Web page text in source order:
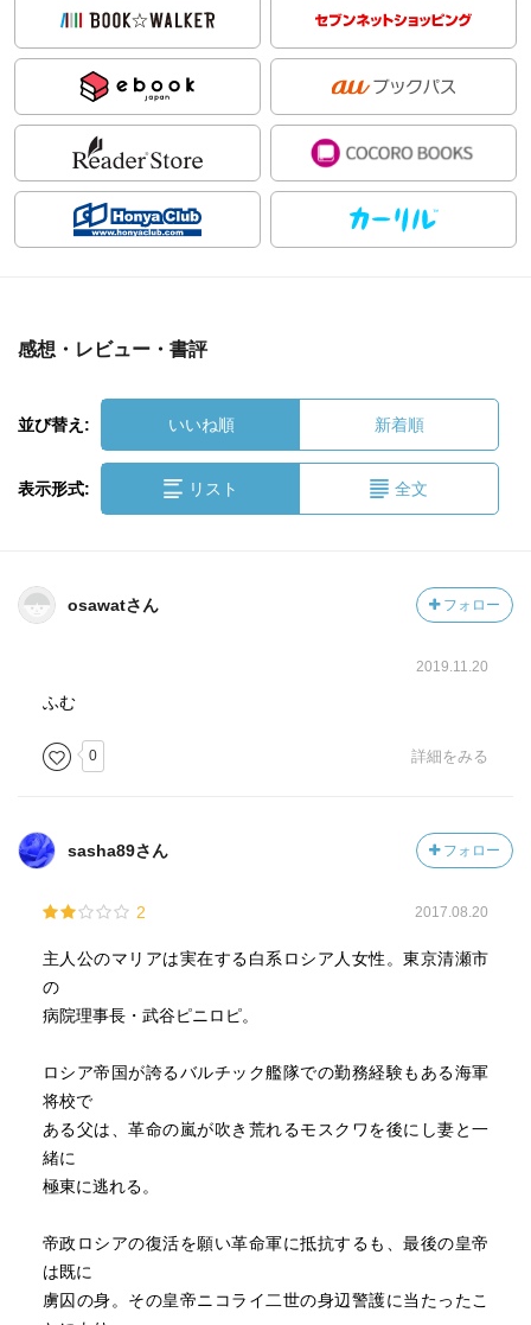
感想・レビュー・書評
並び替え: いいね順 新着順
表示形式: リスト 全文
osawatさん フォロー
2019.11.20
ふむ
0 詳細をみる
sasha89さん フォロー
2 2017.08.20
主人公のマリアは実在する白系ロシア人女性。東京清瀬市
の
病院理事長・武谷ピニロピ。
ロシア帝国が誇るバルチック艦隊での勤務経験もある海軍
将校で
ある父は、革命の嵐が吹き荒れるモスクワを後にし妻と一
緒に
極東に逃れる。
帝政ロシアの復活を願い革命軍に抵抗するも、最後の皇帝
は既に
虜囚の身。その皇帝ニコライ二世の身辺警護に当たったこ